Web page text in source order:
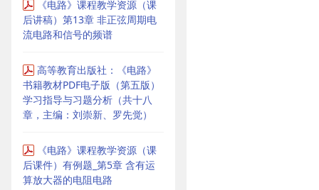
《电路》课程教学资源（课
后讲稿）第13章 非正弦周期电
流电路和信号的频谱
高等教育出版社：《电路》
书籍教材PDF电子版（第五版）
学习指导与习题分析（共十八
章，主编：刘崇新、罗先觉）
《电路》课程教学资源（课
后课件）有例题_第5章 含有运
算放大器的电阻电路